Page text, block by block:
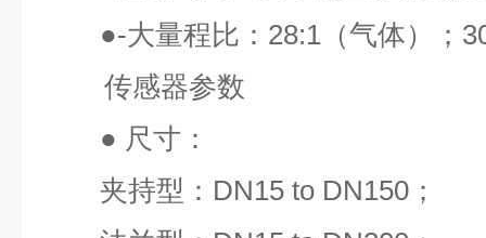
●-大量程比： 28:1 （气体）；
传感器参数
● 尺寸：
夹持型： DN15 to DN150 ；